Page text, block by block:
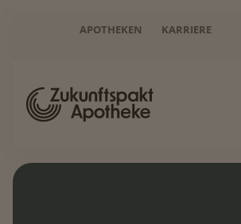
APOTHEKEN KARRIERE